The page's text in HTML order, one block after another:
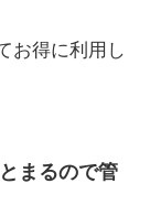
お得に利用し
まるので管